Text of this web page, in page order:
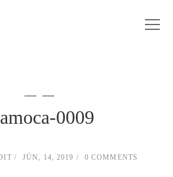
0009
JÚN, 14, 2019 0 COMMENTS